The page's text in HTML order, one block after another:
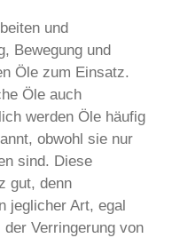
und
Bewegung und
Öle zum Einsatz.
Öle auch
werden Öle häufig
obwohl sie nur
sind. Diese
gut, denn
jeglicher Art, egal
Verringerung von